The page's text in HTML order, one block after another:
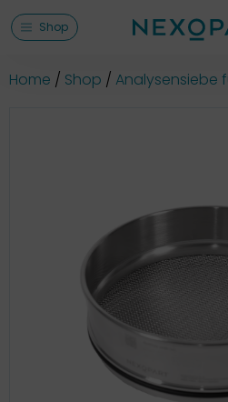
Shop
Home Shop Analysensiebe